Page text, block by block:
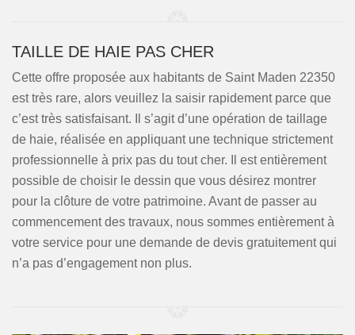
TAILLE DE HAIE PAS CHER
Cette offre proposée aux habitants de Saint Maden 22350
est très rare, alors veuillez la saisir rapidement parce que
c’est très satisfaisant. Il s’agit d’une opération de taillage
de haie, réalisée en appliquant une technique strictement
professionnelle à prix pas du tout cher. Il est entièrement
possible de choisir le dessin que vous désirez montrer
pour la clôture de votre patrimoine. Avant de passer au
commencement des travaux, nous sommes entièrement à
votre service pour une demande de devis gratuitement qui
n’a pas d’engagement non plus.